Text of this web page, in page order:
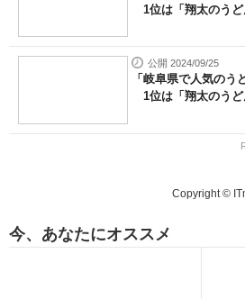
1位は「翔太のうど
公開 2024/09/25
「岐阜県で人気のう
1位は「翔太のうど
Copyright ©
今、あなたにオススメ